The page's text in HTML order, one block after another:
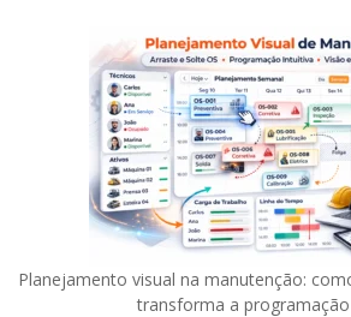
em
Nuvem:
de
um
com
Planejamento visual na manutenção:
transforma a programação